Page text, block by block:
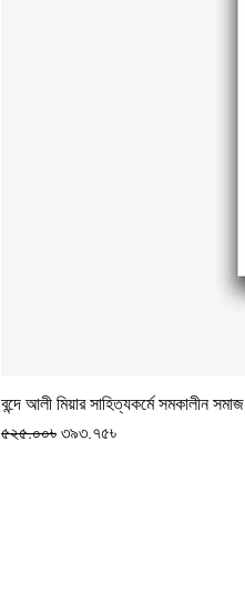
বন্দে আলী মিয়ার সাহিত্যকর্মে সমকালীন সমাজ
Regular Price
৫২৫.০০৳ Sale Price
৩৯৩.৭৫৳